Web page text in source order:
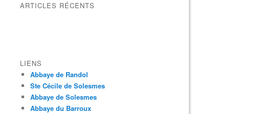
ARTICLES RÉCENTS
LIENS
Abbaye de Randol
Ste Cécile de Solesmes
Abbaye de Solesmes
Abbaye du Barroux